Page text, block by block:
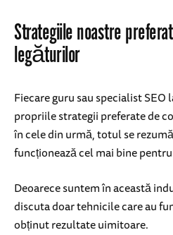
Strategiile noastre
legăturilor
Fiecare guru sau specialist SEO
propriile strategii preferate de
în cele din urmă, totul se
funcționează cel mai bine
Deoarece suntem în această
discuta doar tehnicile care au
obținut rezultate uimitoare.